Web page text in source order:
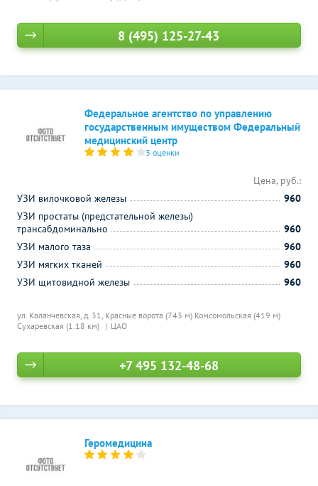
8 (495) 125-27-43
Федеральное агентство по управлению
государственным имуществом Федеральный
медицинский центр
3 оценки
ул. Каланчевская, д. 31, Красные ворота (743 м) Комсомольская (419 м)
Сухаревская (1.18 км)
ЦАО
Цена, руб.:
УЗИ вилочковой железы
960
УЗИ простаты (предстательной железы)
трансабдоминально
960
УЗИ малого таза
960
УЗИ мягких тканей
960
УЗИ щитовидной железы
960
+7 495 132-48-68
Геромедицина